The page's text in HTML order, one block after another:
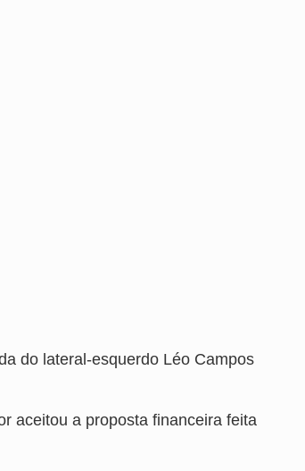
do lateral-esquerdo Léo Campos
aceitou a proposta financeira feita